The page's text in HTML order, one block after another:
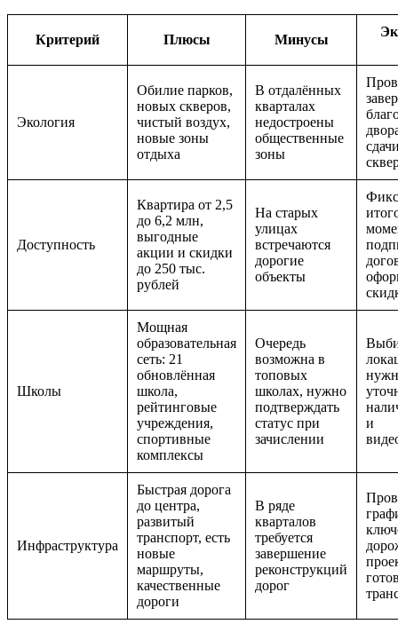
Критерий Плюсы Минусы
Экология
Обилие парков,
новых скверов,
чистый воздух,
новые зоны
отдыха
В отдалённых
кварталах
недостроены
общественные
зоны
Доступность
Квартира от 2,5
до 6,2 млн,
выгодные
акции и скидки
до 250 тыс.
рублей
На старых
улицах
встречаются
дорогие
объекты
Школы
Мощная
образовательная
сеть: 21
обновлённая
школа,
рейтинговые
учреждения,
спортивные
комплексы
Очередь
возможна в
топовых
школах, нужно
подтверждать
статус при
зачислении
и
Инфраструктура
Быстрая дорога
до центра,
развитый
транспорт, есть
новые
маршруты,
качественные
дороги
В ряде
кварталов
требуется
завершение
реконструкций
дорог